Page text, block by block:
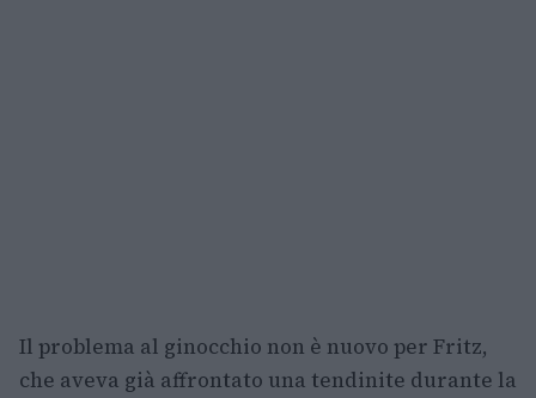
Il problema al ginocchio non è nuovo per Fritz,
che aveva già affrontato una tendinite durante la